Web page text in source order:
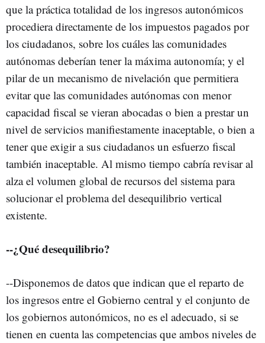
que la práctica totalidad de los ingresos autonómicos
procediera directamente de los impuestos pagados por
los ciudadanos, sobre los cuáles las comunidades
autónomas deberían tener la máxima autonomía; y el
pilar de un mecanismo de nivelación que permitiera
evitar que las comunidades autónomas con menor
capacidad fiscal se vieran abocadas o bien a prestar un
nivel de servicios manifiestamente inaceptable, o bien a
tener que exigir a sus ciudadanos un esfuerzo fiscal
también inaceptable. Al mismo tiempo cabría revisar al
alza el volumen global de recursos del sistema para
solucionar el problema del desequilibrio vertical
existente.
--¿Qué desequilibrio?
--Disponemos de datos que indican que el reparto de
los ingresos entre el Gobierno central y el conjunto de
los gobiernos autonómicos, no es el adecuado, si se
tienen en cuenta las competencias que ambos niveles de